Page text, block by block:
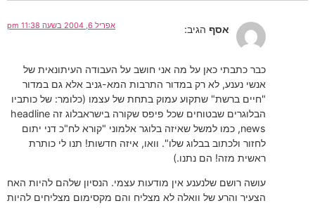
אסף הגיב: אפריל 6, 2004 בשעה 11:38 pm
כבר כתבתי כאן על מה אני חושב על העבודה העיתונאית של
אנשי נענע, לא רק במדור התרבות המא-גניב אלא גם במדור
"חיים ברשת" שתקוע עמוק בתחת של עצמו (כלומר: של כותביו
הבלוגרים שבטוחים שכל פיפס שקורה בישראבלוג זה headline
news, כמו למשל שאיזה בלוגר אלמוני "קורא לח"כ דני יתום
לחזור ולכתוב בבלוג שלו". וואו, איזה חדשות! תנו לי כותרת
ראשית מזה! הם נתנו.)
עושה רושם שלנענע אין מודעות עצמי. הנסיון שלהם להיות האח
הצעיר והרע של וואלה לא מצליח והם מקסימום מצליחים להיות